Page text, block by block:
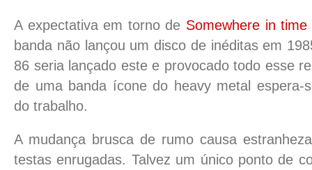
A expectativa em torno de Somewhere in time
banda não lançou um disco de inéditas em
86 seria lançado este e provocado todo esse
de uma banda ícone do heavy metal espera-
do trabalho.
A mudança brusca de rumo causa
testas enrugadas. Talvez um único ponto de